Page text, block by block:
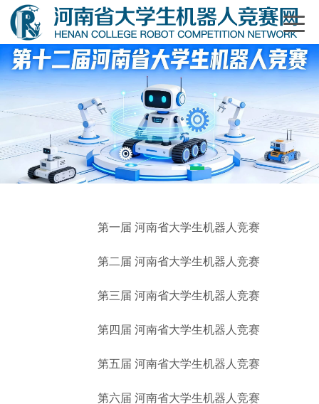
1 2
第一届 河南省大学生机器人竞赛
第二届 河南省大学生机器人竞赛
第三届 河南省大学生机器人竞赛
第四届 河南省大学生机器人竞赛
第五届 河南省大学生机器人竞赛
第六届 河南省大学生机器人竞赛